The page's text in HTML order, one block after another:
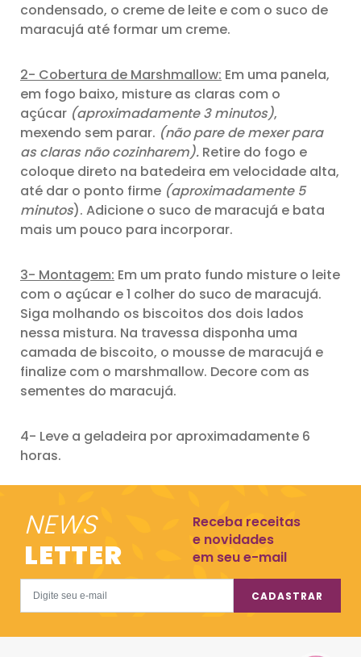
condensado, o creme de leite e com o suco de
maracujá até formar um creme.
2- Cobertura de Marshmallow: Em uma panela,
em fogo baixo, misture as claras com o
açúcar (aproximadamente 3 minutos),
mexendo sem parar. (não pare de mexer para
as claras não cozinharem). Retire do fogo e
coloque direto na batedeira em velocidade alta,
até dar o ponto firme (aproximadamente 5
minutos). Adicione o suco de maracujá e bata
mais um pouco para incorporar.
3- Montagem: Em um prato fundo misture o leite
com o açúcar e 1 colher do suco de maracujá.
Siga molhando os biscoitos dos dois lados
nessa mistura. Na travessa disponha uma
camada de biscoito, o mousse de maracujá e
finalize com o marshmallow. Decore com as
sementes do maracujá.
4- Leve a geladeira por aproximadamente 6
horas.
NEWS
LETTER
Receba receitas
e novidades
em seu e-mail
CADASTRAR